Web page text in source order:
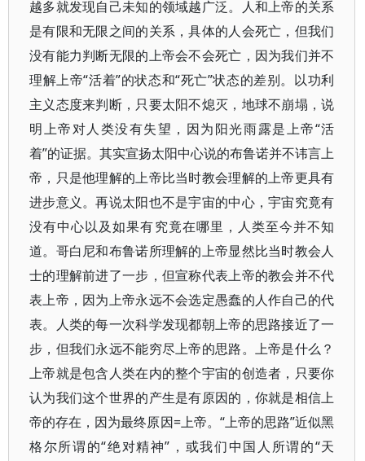
越多就发现自己未知的领域越广泛。人和上帝的关系
是有限和无限之间的关系，具体的人会死亡，但我们
没有能力判断无限的上帝会不会死亡，因为我们并不
理解上帝“活着”的状态和“死亡”状态的差别。以功利
主义态度来判断，只要太阳不熄灭，地球不崩塌，说
明上帝对人类没有失望，因为阳光雨露是上帝“活
着”的证据。其实宣扬太阳中心说的布鲁诺并不讳言上
帝，只是他理解的上帝比当时教会理解的上帝更具有
进步意义。再说太阳也不是宇宙的中心，宇宙究竟有
没有中心以及如果有究竟在哪里，人类至今并不知
道。哥白尼和布鲁诺所理解的上帝显然比当时教会人
士的理解前进了一步，但宣称代表上帝的教会并不代
表上帝，因为上帝永远不会选定愚蠢的人作自己的代
表。人类的每一次科学发现都朝上帝的思路接近了一
步，但我们永远不能穷尽上帝的思路。上帝是什么？
上帝就是包含人类在内的整个宇宙的创造者，只要你
认为我们这个世界的产生是有原因的，你就是相信上
帝的存在，因为最终原因=上帝。“上帝的思路”近似黑
格尔所谓的“绝对精神”，或我们中国人所谓的“天